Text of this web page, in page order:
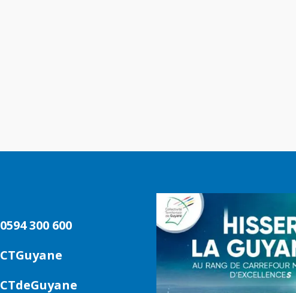
0594 300 600
CTGuyane
CTdeGuyane